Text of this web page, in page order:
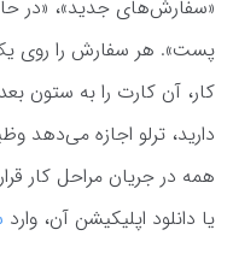
«سفارش‌های جدید»، «در
پست». هر سفارش را روی
کار، آن کارت را به ستون
دارید، ترلو اجازه
همه در جریان مراحل کار
یا دانلود اپلیکیشن آن، وارد